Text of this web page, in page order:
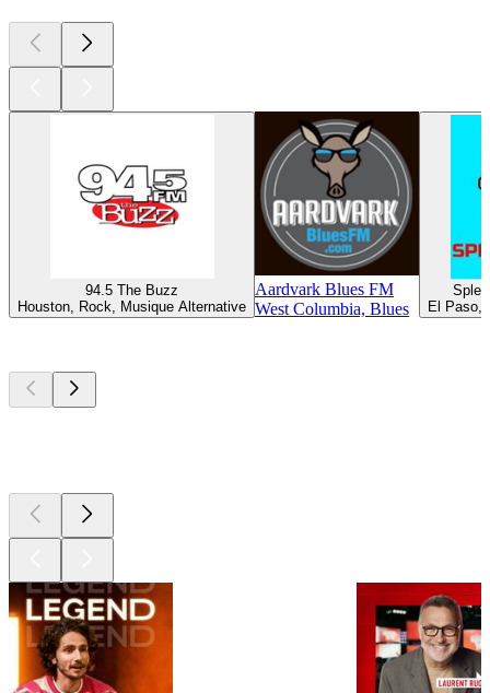
94.5 The Buzz
Houston, Rock, Musique Alternative
Aardvark Blues FM
West Columbia, Blues
El Paso,